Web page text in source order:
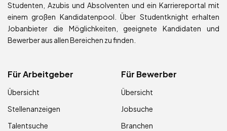
Studenten, Azubis und Absolventen und ein Karriereportal mit
einem großen Kandidatenpool. Über Studentknight erhalten
Jobanbieter die Möglichkeiten, geeignete Kandidaten und
Bewerber aus allen Bereichen zu finden.
Für Arbeitgeber
Übersicht
Stellenanzeigen
Talentsuche
Für Bewerber
Übersicht
Jobsuche
Branchen